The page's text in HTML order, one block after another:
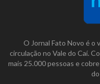
O Jornal Fato Novo é o
circulação no Vale do Caí.
mais 25.000 pessoas e